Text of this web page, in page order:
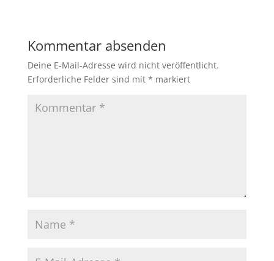
Kommentar absenden
Deine E-Mail-Adresse wird nicht veröffentlicht.
Erforderliche Felder sind mit * markiert